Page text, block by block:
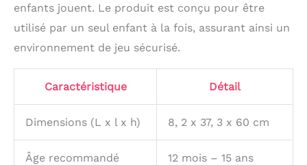
enfants jouent. Le produit est conçu pour être
utilisé par un seul enfant à la fois, assurant ainsi un
environnement de jeu sécurisé.
Caractéristique Détail
Dimensions (L x l x h) 8, 2 x 37, 3 x 60 cm
Âge recommandé 12 mois – 15 ans